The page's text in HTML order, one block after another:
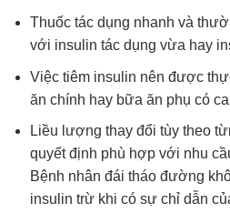
Thuốc tác dụng nhanh và
với insulin tác dụng vừa hay
Việc tiêm insulin nên được
ăn chính hay bữa ăn phụ có
Liều lượng thay đổi tùy theo
quyết định phù hợp với nhu
Bệnh nhân đái tháo đường
insulin trừ khi có sự chỉ dẫn